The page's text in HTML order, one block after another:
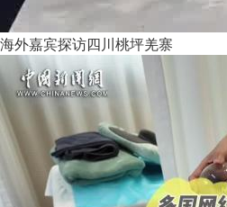
海外嘉宾探访四川桃坪羌寨